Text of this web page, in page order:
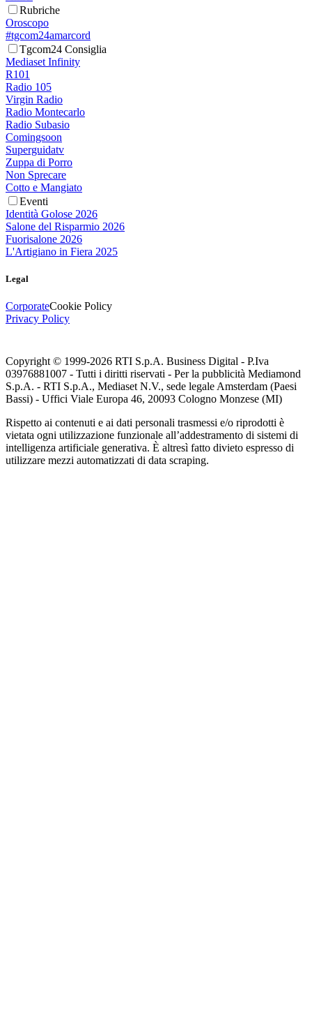
Rubriche
Oroscopo
#tgcom24amarcord
Tgcom24 Consiglia
Mediaset Infinity
R101
Radio 105
Virgin Radio
Radio Montecarlo
Radio Subasio
Comingsoon
Superguidatv
Zuppa di Porro
Non Sprecare
Cotto e Mangiato
Eventi
Identità Golose 2026
Salone del Risparmio 2026
Fuorisalone 2026
L'Artigiano in Fiera 2025
Legal
CorporateCookie Policy
Privacy Policy
Copyright © 1999-2026 RTI S.p.A. Business Digital - P.Iva
03976881007 - Tutti i diritti riservati - Per la pubblicità Mediamond
S.p.A. - RTI S.p.A., Mediaset N.V., sede legale Amsterdam (Paesi
Bassi) - Uffici Viale Europa 46, 20093 Cologno Monzese (MI)
Rispetto ai contenuti e ai dati personali trasmessi e/o riprodotti è
vietata ogni utilizzazione funzionale all’addestramento di sistemi di
intelligenza artificiale generativa. È altresì fatto divieto espresso di
utilizzare mezzi automatizzati di data scraping.